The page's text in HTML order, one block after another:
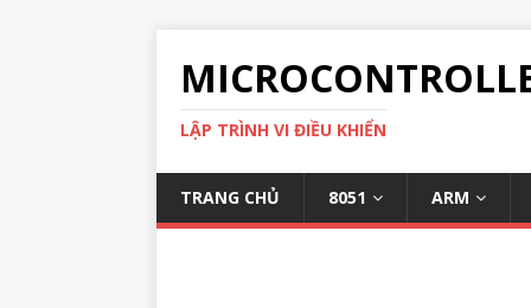
LẬP TRÌNH VI ĐIỀU KHIỂN
TRANG CHỦ 8051 ARM